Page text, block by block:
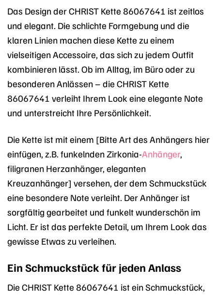
Das Design der CHRIST Kette 86067641 ist zeitlos
und elegant. Die schlichte Formgebung und die
klaren Linien machen diese Kette zu einem
vielseitigen Accessoire, das sich zu jedem Outfit
kombinieren lässt. Ob im Alltag, im Büro oder zu
besonderen Anlässen – die CHRIST Kette
86067641 verleiht Ihrem Look eine elegante Note
und unterstreicht Ihre Persönlichkeit.
Die Kette ist mit einem [Bitte Art des Anhängers hier
einfügen, z.B. funkelnden Zirkonia-Anhänger,
filigranen Herzanhänger, eleganten
Kreuzanhänger] versehen, der dem Schmuckstück
eine besondere Note verleiht. Der Anhänger ist
sorgfältig gearbeitet und funkelt wunderschön im
Licht. Er ist das perfekte Detail, um Ihrem Look das
gewisse Etwas zu verleihen.
Ein Schmuckstück für jeden Anlass
Die CHRIST Kette 86067641 ist ein Schmuckstück,